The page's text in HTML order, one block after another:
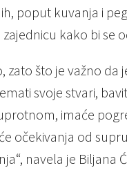
poput kuvanja i
kako bi se
zato što je važno da
svoje stvari,
imaće
očekivanja od
navela je Biljana